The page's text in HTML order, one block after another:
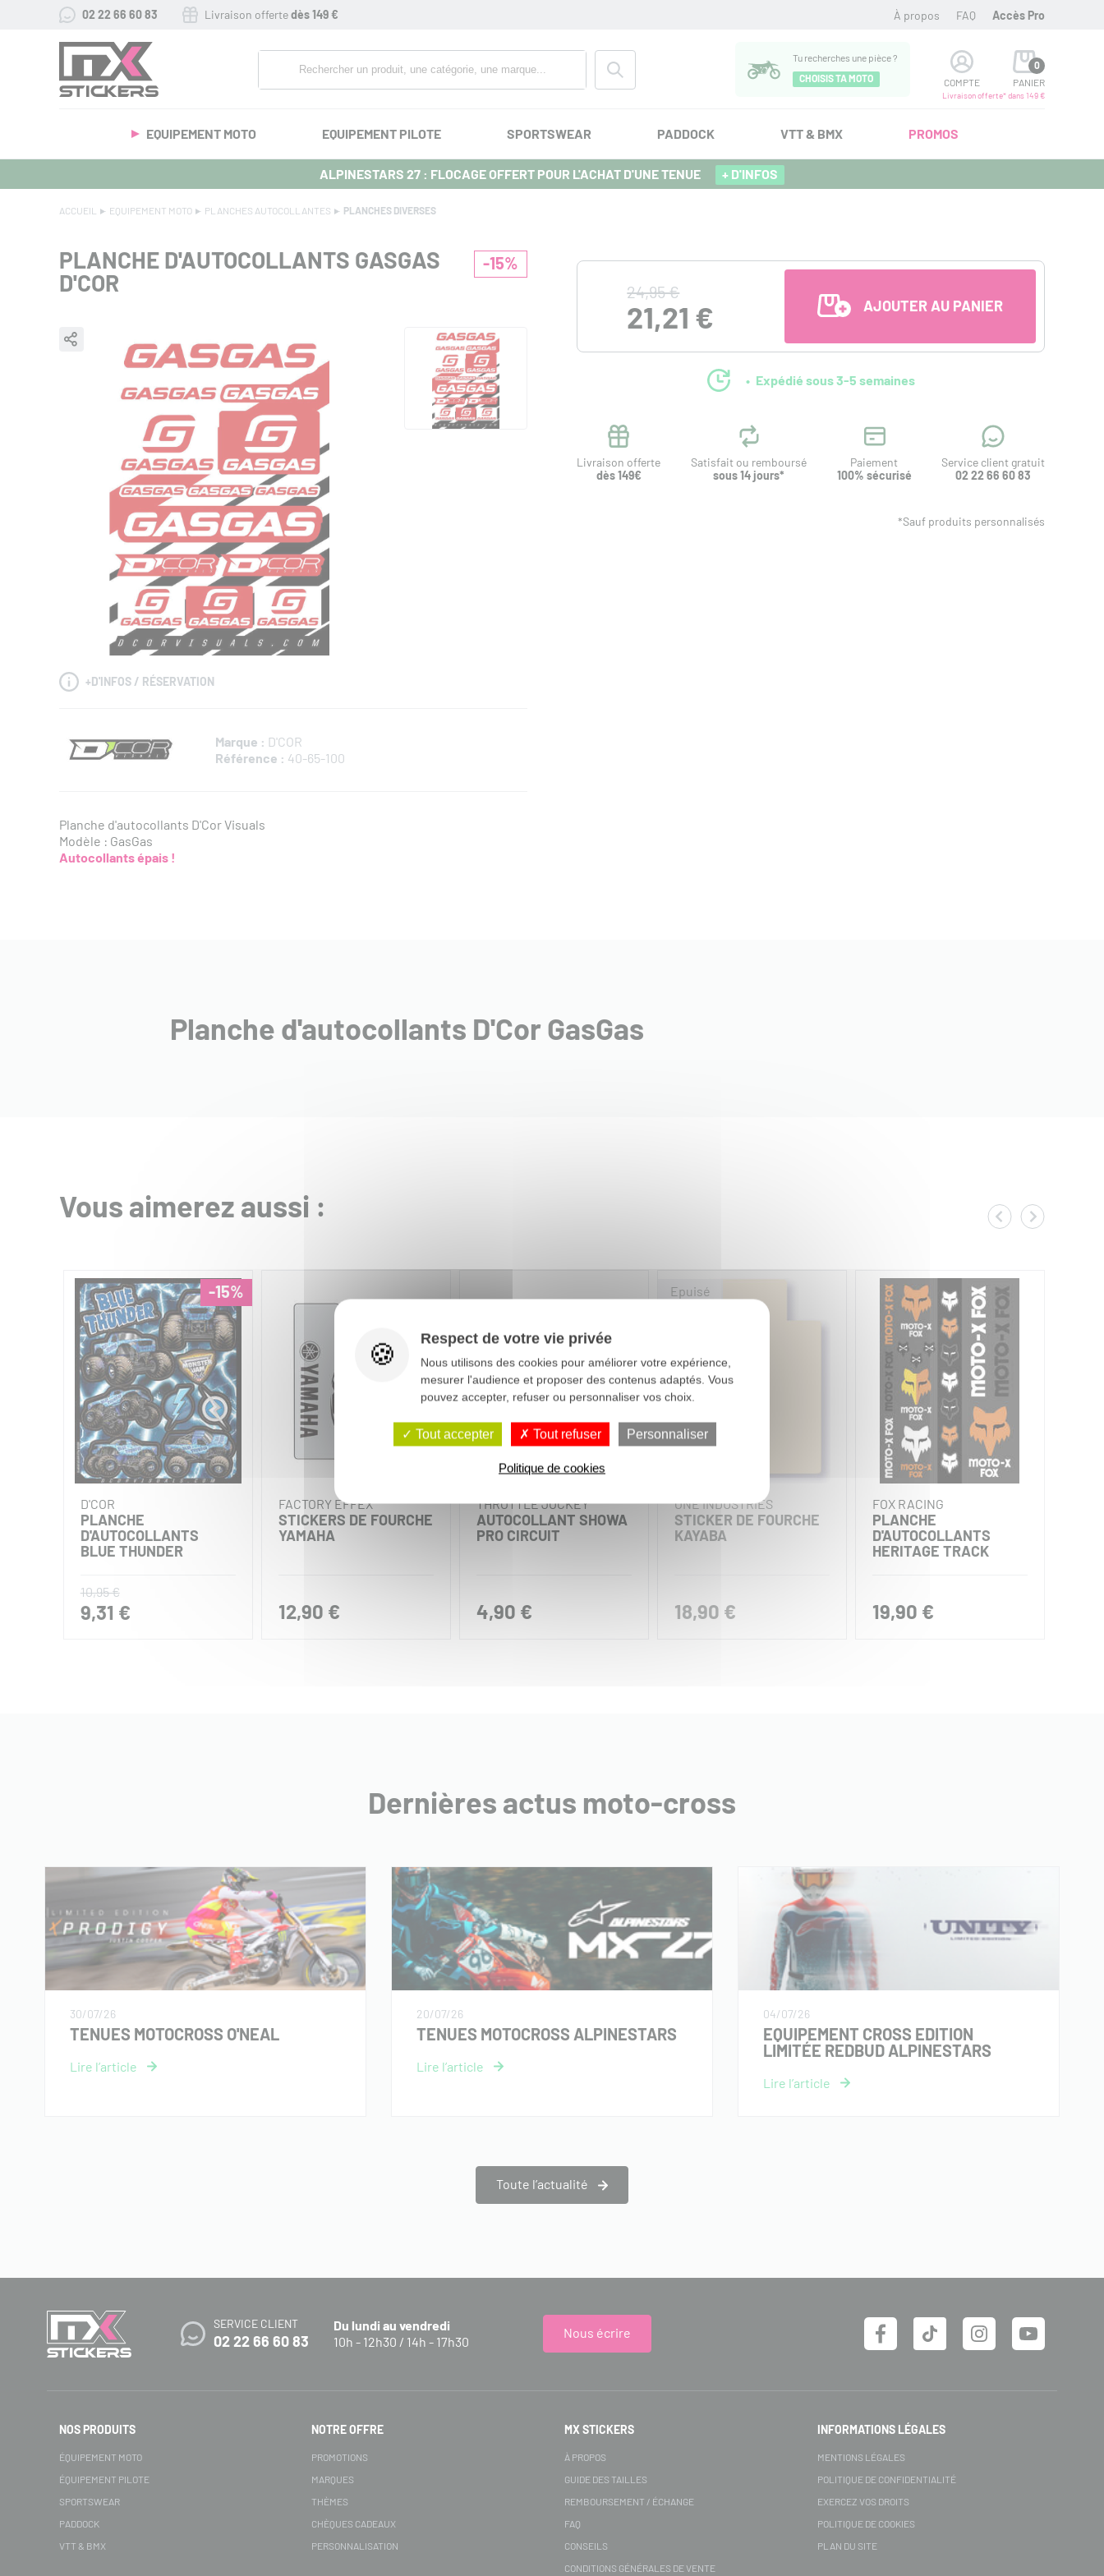
02 22 66 60 83 Livraison offertedès 149 € À propos FAQ Accès Pro
Tu recherches une pièce ?
CHOISIS TA MOTO
COMPTE
0
PANIER
Livraison offerte* dans 149 €
EQUIPEMENT MOTO EQUIPEMENT PILOTE SPORTSWEAR PADDOCK VTT & BMX PROMOS
ALPINESTARS 27 : FLOCAGE OFFERT POUR L'ACHAT D'UNE TENUE + D'INFOS
ACCUEIL EQUIPEMENT MOTO PLANCHES AUTOCOLLANTES PLANCHES DIVERSES
-15%
PLANCHE D'AUTOCOLLANTS GASGAS
D'COR
+D'INFOS / RÉSERVATION
Marque : D'COR
Référence : 40-65-100
Planche d'autocollants D'Cor Visuals
Modèle : GasGas
Autocollants épais !
24,95 €
21,21 € AJOUTER AU PANIER
Expédié sous 3-5 semaines
Livraison offerte
dès 149€
Satisfait ou remboursé
sous 14 jours*
Paiement
100% sécurisé
Service client gratuit
02 22 66 60 83
*Sauf produits personnalisés
Planche d'autocollants D'Cor GasGas
Vous aimerez aussi :
-15%
D'COR
PLANCHE
D'AUTOCOLLANTS
BLUE THUNDER
10,95 €
9,31 €
FACTORY EFFEX
STICKERS DE FOURCHE
YAMAHA
12,90 €
THROTTLE JOCKEY
AUTOCOLLANT SHOWA
PRO CIRCUIT
4,90 €
ONE INDUSTRIES
STICKER DE FOURCHE
KAYABA
18,90 €
FOX RACING
PLANCHE
D'AUTOCOLLANTS
HERITAGE TRACK
19,90 €
Dernières actus moto-cross
30/07/26
TENUES MOTOCROSS O'NEAL
20/07/26
TENUES MOTOCROSS ALPINESTARS
04/07/26
EQUIPEMENT CROSS EDITION
LIMITÉE REDBUD ALPINESTARS
Toute l’actualité
SERVICE CLIENT
02 22 66 60 83
Du lundi au vendredi
10h - 12h30 / 14h - 17h30
Nous écrire
NOS PRODUITS
ÉQUIPEMENT MOTO
ÉQUIPEMENT PILOTE
SPORTSWEAR
PADDOCK
VTT & BMX
NOTRE OFFRE
PROMOTIONS
MARQUES
THÈMES
CHÈQUES CADEAUX
PERSONNALISATION
MX STICKERS
À PROPOS
GUIDE DES TAILLES
REMBOURSEMENT / ÉCHANGE
FAQ
CONSEILS
CONDITIONS GÉNÉRALES DE VENTE
INFORMATIONS LÉGALES
MENTIONS LÉGALES
POLITIQUE DE CONFIDENTIALITÉ
EXERCEZ VOS DROITS
POLITIQUE DE COOKIES
PLAN DU SITE
Respect de votre vie privée
Nous utilisons des cookies pour améliorer votre expérience,
mesurer l'audience et proposer des contenus adaptés. Vous
pouvez accepter, refuser ou personnaliser vos choix.
Tout accepter Tout refuser Personnaliser
Politique de cookies